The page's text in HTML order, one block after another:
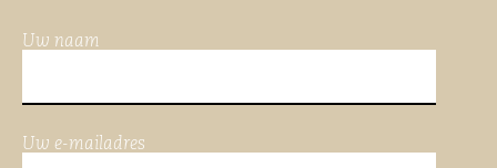
Uw naam
Uw e-mailadres